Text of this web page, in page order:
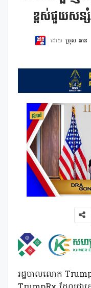
ខ្ពស់ជួយសន្សំ
ដោយ ប្រុស អាន
រដ្ឋបាលលោក